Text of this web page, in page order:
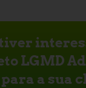
LGMD
a sua